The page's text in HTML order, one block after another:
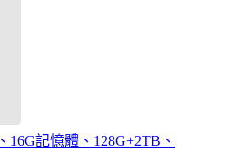
記憶體、128G+2TB、